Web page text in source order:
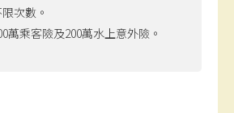
限次數 。
萬乘客險及200萬水上意外險。